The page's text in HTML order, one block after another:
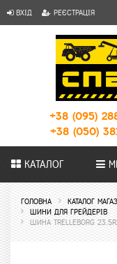
ВХІД РЕЄСТРАЦІЯ
+38 (095)
+38 (050)
КАТАЛОГ
ГОЛОВНА
КАТАЛОГ
ШИНИ ДЛЯ ГРЕЙДЕРІВ
ШИНА TRELLEBORG